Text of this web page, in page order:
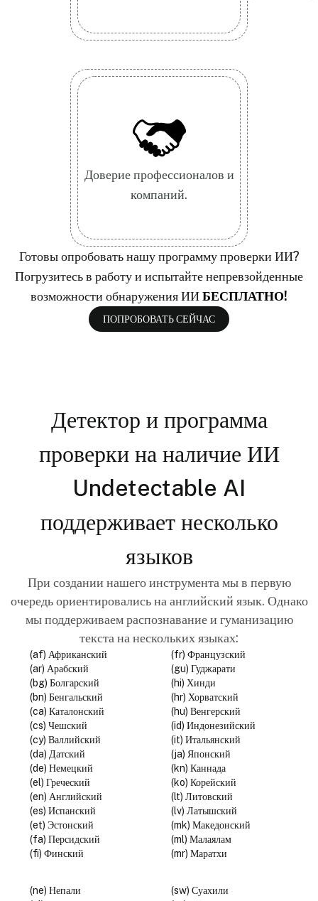
Доверие профессионалов и
компаний.
Готовы опробовать нашу программу проверки ИИ?
Погрузитесь в работу и испытайте непревзойденные
возможности обнаружения ИИБЕСПЛАТНО!
ПОПРОБОВАТЬ СЕЙЧАС
Детектор и программа
проверки на наличие ИИ
Undetectable AI
поддерживает несколько
языков
При создании нашего инструмента мы в первую
очередь ориентировались на английский язык. Однако
мы поддерживаем распознавание и гуманизацию
текста на нескольких языках:
(af) Африканский
(ar) Арабский
(bg) Болгарский
(bn) Бенгальский
(ca) Каталонский
(cs) Чешский
(cy) Валлийский
(da) Датский
(de) Немецкий
(el) Греческий
(en) Английский
(es) Испанский
(et) Эстонский
(fa) Персидский
(fi) Финский
(fr) Французский
(gu) Гуджарати
(hi) Хинди
(hr) Хорватский
(hu) Венгерский
(id) Индонезийский
(it) Итальянский
(ja) Японский
(kn) Каннада
(ko) Корейский
(lt) Литовский
(lv) Латышский
(mk) Македонский
(ml) Малаялам
(mr) Маратхи
(ne) Непали
(sw) Суахили